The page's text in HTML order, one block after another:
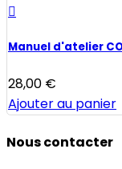

Manuel d'atelier
28,00 €
Ajouter au panier
Nous contacter